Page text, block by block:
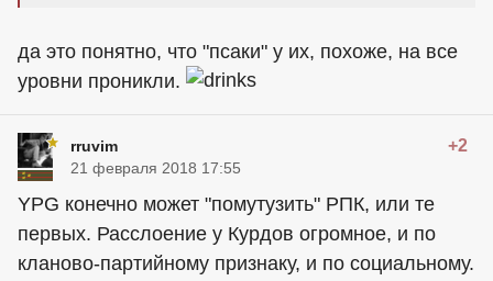
да это понятно, что "псаки" у их, похоже, на все
уровни проникли.
rruvim +2
21 февраля 2018 17:55
YPG конечно может "помутузить" РПК, или те
первых. Расслоение у Курдов огромное, и по
кланово-партийному признаку, и по социальному.